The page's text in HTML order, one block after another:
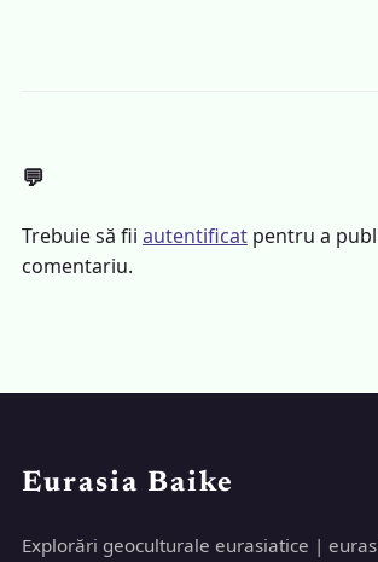
💬
Trebuie să fii autentificatpentru a
comentariu.
Eurasia Baike
Explorări geoculturale eurasiatice |